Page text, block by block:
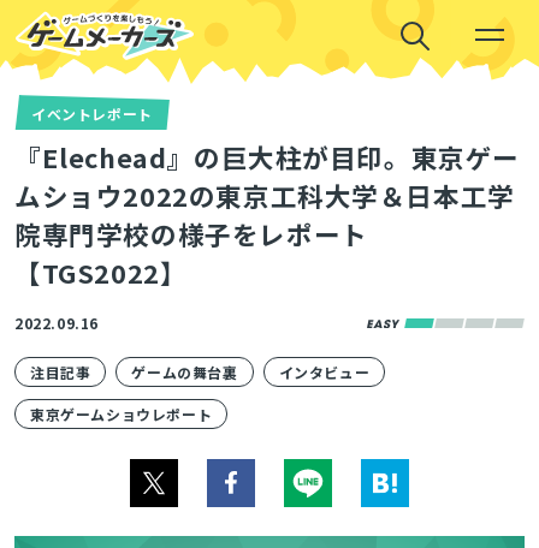
イベントレポート
『Elechead』の巨大柱が目印。東京ゲー
ムショウ2022の東京工科大学＆日本工学
院専門学校の様子をレポート
【TGS2022】
2022.09.16
注目記事 ゲームの舞台裏 インタビュー
東京ゲームショウレポート